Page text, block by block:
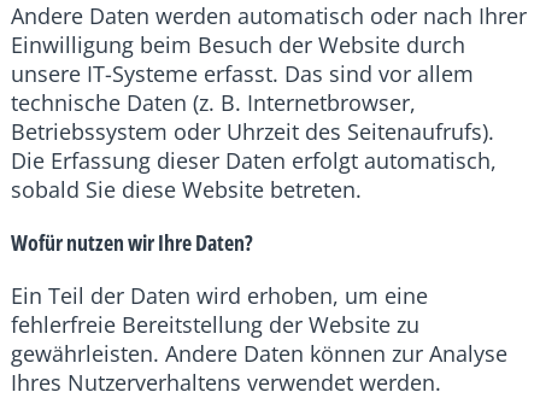
Andere Daten werden automatisch oder nach Ihrer
Einwilligung beim Besuch der Website durch
unsere IT-Systeme erfasst. Das sind vor allem
technische Daten (z. B. Internetbrowser,
Betriebssystem oder Uhrzeit des Seitenaufrufs).
Die Erfassung dieser Daten erfolgt automatisch,
sobald Sie diese Website betreten.
Wofür nutzen wir Ihre Daten?
Ein Teil der Daten wird erhoben, um eine
fehlerfreie Bereitstellung der Website zu
gewährleisten. Andere Daten können zur Analyse
Ihres Nutzerverhaltens verwendet werden.